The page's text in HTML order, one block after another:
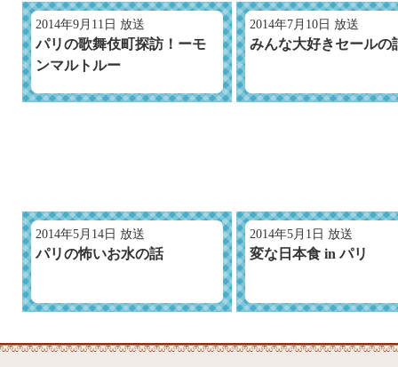
2014年9月11日 放送
パリの歌舞伎町探訪！ーモ
ンマルトルー
2014年7月10日 放送
みんな大好きセールの
2014年5月14日 放送
パリの怖いお水の話
2014年5月1日 放送
変な日本食 in パリ